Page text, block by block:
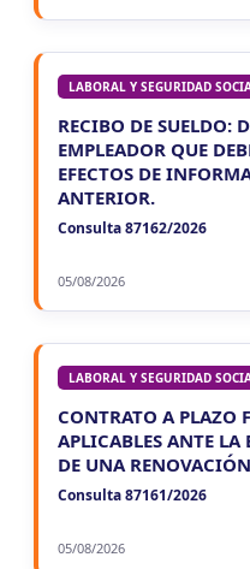
LABORAL Y SEGURIDAD
RECIBO DE SUELDO:
EMPLEADOR QUE
EFECTOS DE
ANTERIOR.
Consulta 87162/2026
05/08/2026
LABORAL Y SEGURIDAD
CONTRATO A PLAZO
APLICABLES ANTE
DE UNA
Consulta 87161/2026
05/08/2026